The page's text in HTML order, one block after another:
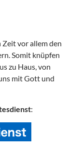
Zeit vor allem den
Somit knüpfen
zu Haus, von
mit Gott und
: